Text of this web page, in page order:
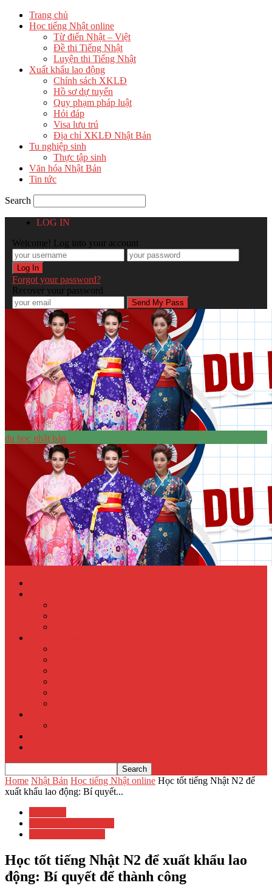
Trang chủ
Học tiếng Nhật online
Từ điển Nhật – Việt
Đề thi Tiếng Nhật
Luyện thi Tiếng Nhật
Xuất khẩu lao động
Chính sách XKLĐ
Hồ sơ dự tuyển
Quy phạm pháp luật
Hỏi đáp
Visa lưu trú
Địa chỉ XKLĐ Nhật Bản
Tu nghiệp sinh
Thực tập sinh
Văn hóa Nhật Bản
Tin tức
Search
LOG IN
Welcome! Log into your account
Forgot your password?
Recover your password
du học nhật bản
Home Nhật Bản Học tiếng Nhật online Học tốt tiếng Nhật N2 để
xuất khẩu lao động: Bí quyết...
Học tốt tiếng Nhật N2 để xuất khẩu lao
động: Bí quyết để thành công